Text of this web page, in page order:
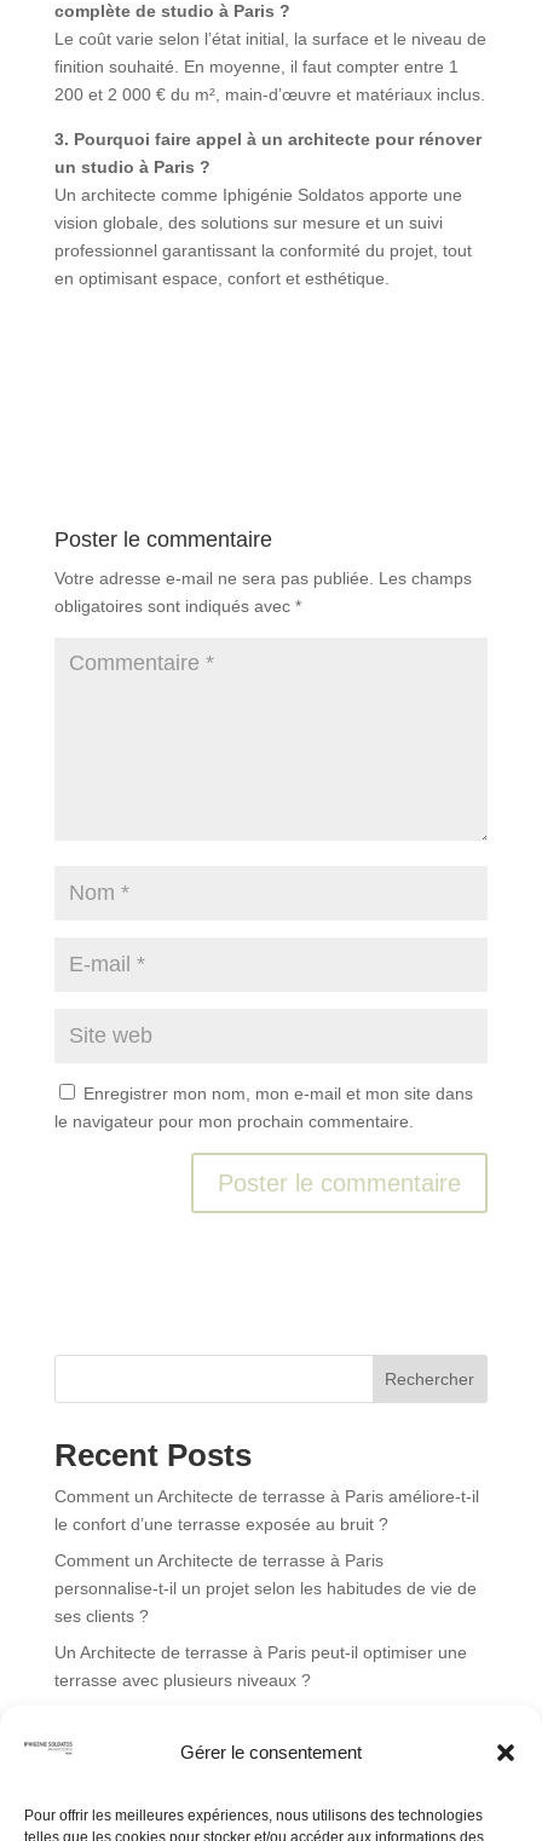
Gérer le consentement
Pour offrir les meilleures expériences, nous utilisons des technologies
telles que les cookies pour stocker et/ou accéder aux informations des
complète de studio à Paris ?
Le coût varie selon l’état initial, la surface et le niveau de
finition souhaité. En moyenne, il faut compter entre 1
200 et 2 000 € du m², main-d’œuvre et matériaux inclus.
3. Pourquoi faire appel à un architecte pour rénover
un studio à Paris ?
Un architecte comme Iphigénie Soldatos apporte une
vision globale, des solutions sur mesure et un suivi
professionnel garantissant la conformité du projet, tout
en optimisant espace, confort et esthétique.
Poster le commentaire
Votre adresse e-mail ne sera pas publiée.
Les champs
obligatoires sont indiqués avec *
Enregistrer mon nom, mon e-mail et mon site dans
le navigateur pour mon prochain commentaire.
i
e
:
Rechercher
Recent Posts
Comment un Architecte de terrasse à Paris améliore-t-il
le confort d’une terrasse exposée au bruit ?
Comment un Architecte de terrasse à Paris
personnalise-t-il un projet selon les habitudes de vie de
ses clients ?
Un Architecte de terrasse à Paris peut-il optimiser une
terrasse avec plusieurs niveaux ?
en compte avant de concevoir une terrasse ?
terrasse sur un toit d’immeuble ?